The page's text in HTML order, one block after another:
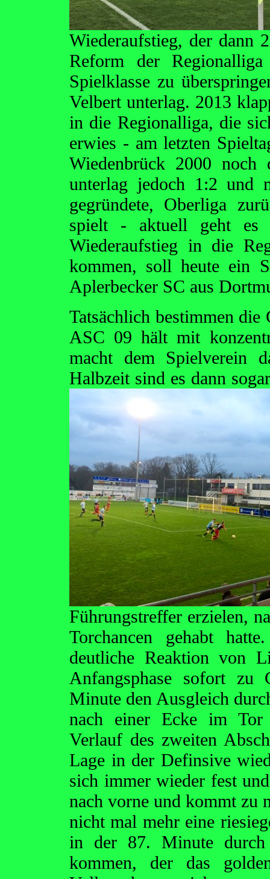
Wiederaufstieg, der dann
Reform der
Spielklasse zu
Velbert unterlag. 2013
in die Regionalliga, die
erwies - am letzten
Wiedenbrück 2000 noch
unterlag jedoch 1:2 und
gegründete, Oberliga
spielt - aktuell geht es
Wiederaufstieg in die
kommen, soll heute ein
Aplerbecker SC aus
Tatsächlich bestimmen die
ASC 09 hält mit
macht dem Spielverein
Halbzeit sind es dann
Führungstreffer erzielen,
Torchancen gehabt
deutliche Reaktion von
Anfangsphase sofort
Minute den Ausgleich
nach einer Ecke im Tor
Verlauf des zweiten
Lage in der Definsive
sich immer wieder fest
nach vorne und kommt zu
nicht mal mehr eine
in der 87. Minute durch
kommen, der das